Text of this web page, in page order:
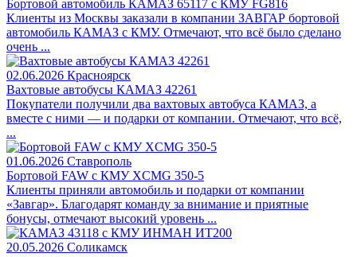
Бортовой автомобиль КАМАЗ 65117 с КМУ FG816
Клиенты из Москвы заказали в компании ЗАВГАР бортовой
автомобиль КАМАЗ с КМУ. Отмечают, что всё было сделано
очень ...
02.06.2026 Красноярск
Вахтовые автобусы КАМАЗ 42261
Покупатели получили два вахтовых автобуса КАМАЗ, а
вместе с ними — и подарки от компании. Отмечают, что всё,
...
01.06.2026 Ставрополь
Бортовой FAW c КМУ XCMG 350-5
Клиенты приняли автомобиль и подарки от компании
«Завгар». Благодарят команду за внимание и приятные
бонусы, отмечают высокий уровень ...
20.05.2026 Соликамск